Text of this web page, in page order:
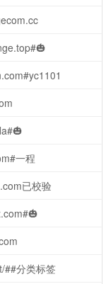
一程
已校验
##分类标签